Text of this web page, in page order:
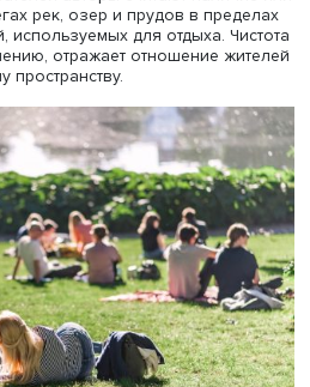
привязаны к
подразумевают организацию
— от придомовых
населенного пункта.
характеризуется прежде
выступают ключевыми
Субъективные признаки
эмоциональное восприятие
концепция предполагает, что
территории определяется
привлекательность